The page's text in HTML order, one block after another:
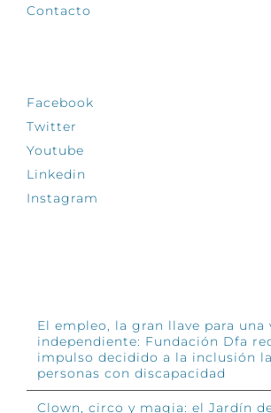
Contacto
Facebook
Twitter
Youtube
Linkedin
Instagram
El empleo, la gran llave para una
independiente: Fundación Dfa
impulso decidido a la inclusión
personas con discapacidad
Clown, circo y magia: el Jardín